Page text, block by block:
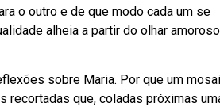
o outro e de que modo cada um se
alheia a partir do olhar
sobre Maria. Por que um
recortadas que, coladas próximas